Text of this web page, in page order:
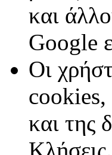
και
Google
Οι
cookies,
και της